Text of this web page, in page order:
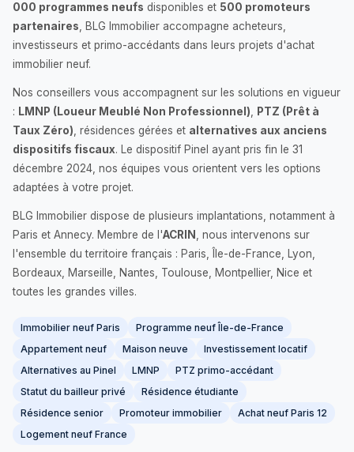
000 programmes neufs disponibles et 500 promoteurs
partenaires , BLG Immobilier accompagne acheteurs,
investisseurs et primo-accédants dans leurs projets d'achat
immobilier neuf.
Nos conseillers vous accompagnent sur les solutions en vigueur
: LMNP (Loueur Meublé Non Professionnel)
PTZ (Prêt à
Taux Zéro) , résidences gérées et alternatives aux anciens
dispositifs fiscaux. Le dispositif Pinel ayant pris fin le 31
décembre 2024, nos équipes vous orientent vers les options
adaptées à votre projet.
BLG Immobilier dispose de plusieurs implantations, notamment à
Paris et Annecy. Membre de l'ACRIN
, nous intervenons sur
l'ensemble du territoire français : Paris, Île-de-France, Lyon,
Bordeaux, Marseille, Nantes, Toulouse, Montpellier, Nice et
toutes les grandes villes.
Immobilier neuf Paris
Programme neuf Île-de-France
Appartement neuf
Maison neuve
Investissement locatif
Alternatives au Pinel
LMNP
PTZ primo-accédant
Statut du bailleur privé
Résidence étudiante
Résidence senior
Promoteur immobilier
Achat neuf Paris 12
Logement neuf France